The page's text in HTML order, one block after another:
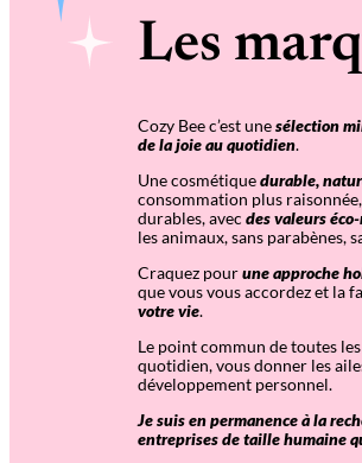
Les
Cozy Bee c’est unesélection
de la joie au quotidien.
Une cosmétiquedurable,
consommation plus
durables, avec des valeurs
les animaux, sans parabènes,
Craquez pourune approche
que vous vous accordez et la
votre vie.
Le point commun de toutes
quotidien, vous donner les
développement personnel.
Je suis en permanence à la
entreprises de taille humaine